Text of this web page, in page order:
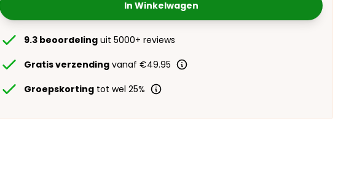
In Winkelwagen
9.3 beoordeling uit 5000+ reviews
Gratis verzending vanaf €49.95
Groepskorting tot wel 25%